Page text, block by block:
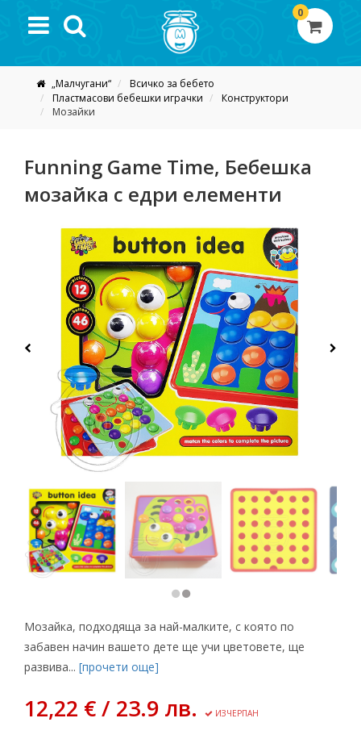
0
„Малчугани“
Всичко за бебето
Пластмасови бебешки играчки
Конструктори
Мозайки
Funning Game Time, Бебешка
мозайка с едри елементи
Мозайка, подходяща за най-малките, с която по
забавен начин вашето дете ще учи цветовете, ще
развива... [прочети още]
12,22 € / 23.9 лв. ИЗЧЕРПАН